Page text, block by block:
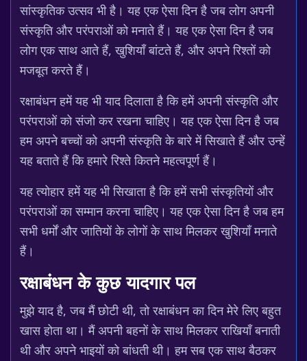
सांस्कृतिक उत्सव भी है। यह एक ऐसा दिन है जब लोग अपनी
संस्कृति और परंपराओं को मनाते हैं। यह एक ऐसा दिन है जब
लोग एक साथ आते हैं, खुशियाँ बांटते हैं, और अपने रिश्तों को
मजबूत करते हैं।
रक्षाबंधन हमें यह भी याद दिलाता है कि हमें अपनी संस्कृति और
परंपराओं को संजो कर रखना चाहिए। यह एक ऐसा दिन है जब
हम अपने बच्चों को अपनी संस्कृति के बारे में सिखाते हैं और उन्हें
यह बताते हैं कि हमारे रिश्ते कितने महत्वपूर्ण हैं।
यह त्योहार हमें यह भी सिखाता है कि हमें सभी संस्कृतियों और
परंपराओं का सम्मान करना चाहिए। यह एक ऐसा दिन है जब हम
सभी धर्मों और जातियों के लोगों के साथ मिलकर खुशियाँ मनाते
हैं।
रक्षाबंधन के कुछ यादगार पल
मुझे याद है, जब मैं छोटी थी, तो रक्षाबंधन का दिन मेरे लिए बहुत
खास होता था। मैं अपनी बहनों के साथ मिलकर राखियाँ बनाती
थी और अपने भाइयों को बांधती थी। हम सब एक साथ बैठकर